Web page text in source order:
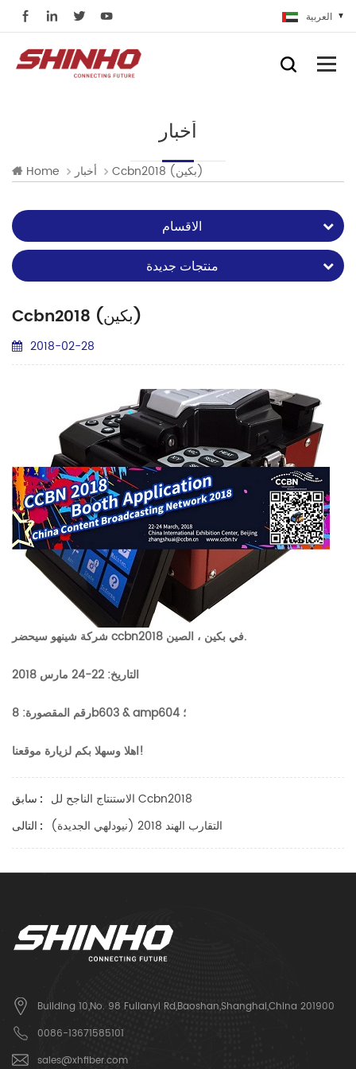
العربية
أخبار
Home أخبار Ccbn2018 (بكين)
الاقسام
منتجات جديدة
Ccbn2018 (بكين)
2018-02-28
شركة شينهو سيحضر ccbn2018 في بكين ، الصين.
التاريخ: 22-24 مارس 2018
رقم المقصورة: 8b603 & amp؛ 604
اهلا وسهلا بكم لزيارة موقعنا!
سابق : الاستنتاج الناجح لل Ccbn2018
التالى : التقارب الهند 2018 (نيودلهي الجديدة)
Building 10,No. 98 Fulianyi Rd,Baoshan,Shanghai,China 201900
0086-13671585101
sales@xhfiber.com